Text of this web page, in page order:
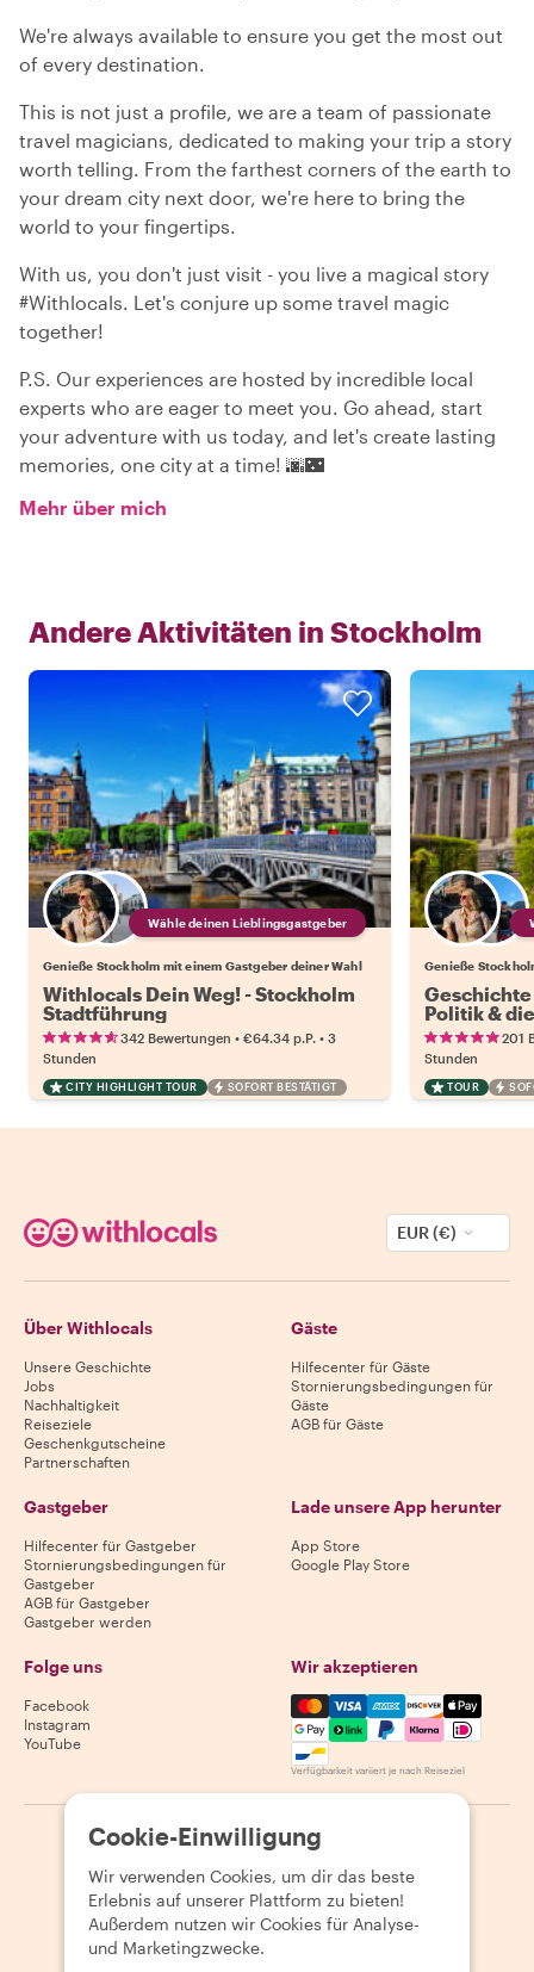
We're always available to ensure you get the most out
of every destination.
This is not just a profile, we are a team of passionate
travel magicians, dedicated to making your trip a story
worth telling. From the farthest corners of the earth to
your dream city next door, we're here to bring the
world to your fingertips.
With us, you don't just visit - you live a magical story
#Withlocals. Let's conjure up some travel magic
together!
P.S. Our experiences are hosted by incredible local
experts who are eager to meet you. Go ahead, start
your adventure with us today, and let's create lasting
memories, one city at a time! 🌆🌃
Mehr über mich
Andere Aktivitäten in Stockholm
Wähle deinen Lieblingsgastgeber
Genieße Stockholm mit einem Gastgeber deiner Wahl
Withlocals Dein Weg! - Stockholm
Stadtführung
342 Bewertungen • €64.34 p.P. • 3
Stunden
CITY HIGHLIGHT TOUR SOFORT BESTÄTIGT
Genieße
Politik &
Nation
201
Stunden
TOUR
EUR (€)
Über Withlocals
Unsere Geschichte
Jobs
Nachhaltigkeit
Reiseziele
Geschenkgutscheine
Partnerschaften
Gäste
Hilfecenter für Gäste
Stornierungsbedingungen für
Gäste
AGB für Gäste
Gastgeber
Hilfecenter für Gastgeber
Stornierungsbedingungen für
Gastgeber
AGB für Gastgeber
Gastgeber werden
Lade unsere App herunter
App Store
Google Play Store
Folge uns
Facebook
Instagram
YouTube
Wir akzeptieren
Mastercard, Visa, Amex,
Verfügbarkeit variiert je nach Reiseziel
2026 Withlocals.com | Datenschutzerklärung
Seitenübersicht
Cookie-Einwilligung
Wir verwenden Cookies, um dir das beste
Erlebnis auf unserer Plattform zu bieten!
Außerdem nutzen wir Cookies für Analyse-
und Marketingzwecke.